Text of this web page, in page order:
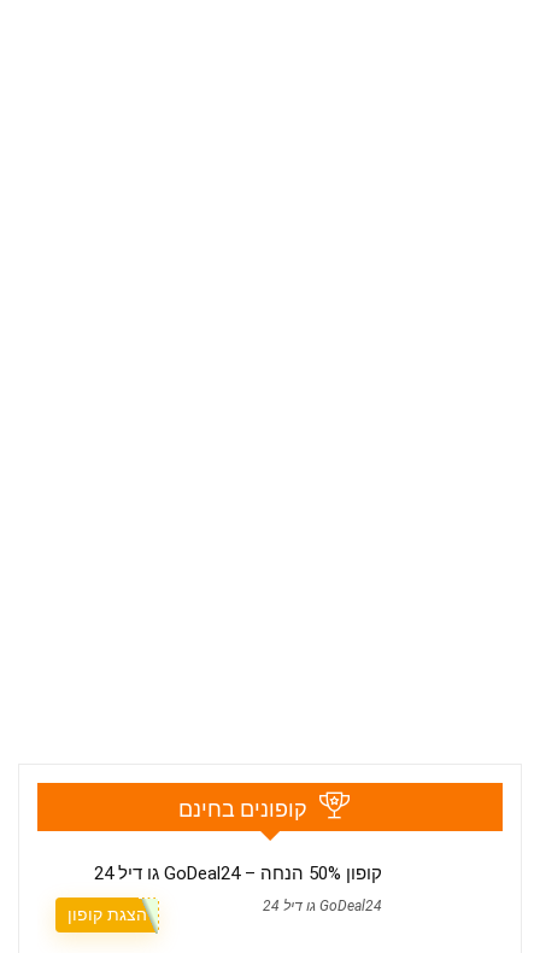
קופונים בחינם
קופון 50% הנחה – GoDeal24 גו דיל 24
GoDeal24 גו דיל 24 הצגת קופון